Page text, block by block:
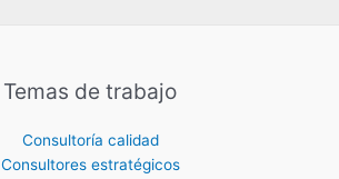
Temas de trabajo
Consultoría calidad
Consultores estratégicos